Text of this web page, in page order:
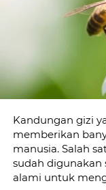
Kandungan gizi
memberikan
manusia. Salah
sudah digunakan
alami untuk